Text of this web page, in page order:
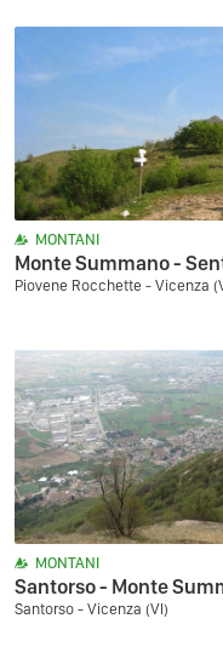
MONTANI
Monte Summano -
Piovene Rocchette - Vicenza
MONTANI
Santorso - Monte
Santorso - Vicenza (VI)